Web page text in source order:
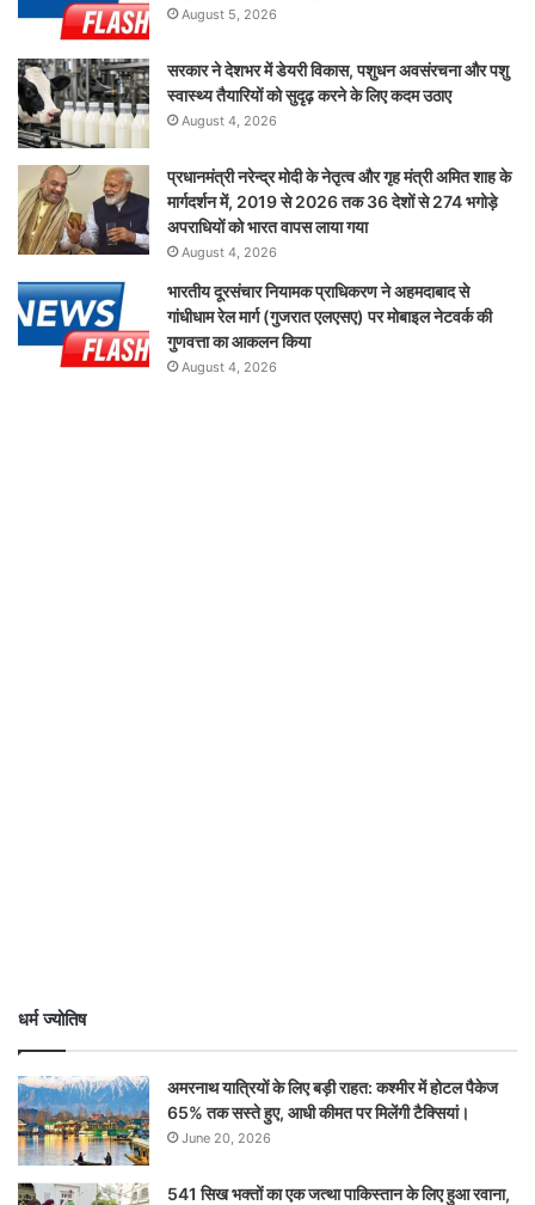
August 5, 2026
सरकार ने देशभर में डेयरी विकास, पशुधन अवसंरचना और पशु
स्वास्थ्य तैयारियों को सुदृढ़ करने के लिए कदम उठाए
August 4, 2026
प्रधानमंत्री नरेन्द्र मोदी के नेतृत्व और गृह मंत्री अमित शाह के
मार्गदर्शन में, 2019 से 2026 तक 36 देशों से 274 भगोड़े
अपराधियों को भारत वापस लाया गया
August 4, 2026
भारतीय दूरसंचार नियामक प्राधिकरण ने अहमदाबाद से
गांधीधाम रेल मार्ग (गुजरात एलएसए) पर मोबाइल नेटवर्क की
गुणवत्ता का आकलन किया
August 4, 2026
धर्म ज्योतिष
अमरनाथ यात्रियों के लिए बड़ी राहत: कश्मीर में होटल पैकेज
65% तक सस्ते हुए, आधी कीमत पर मिलेंगी टैक्सियां।
June 20, 2026
541 सिख भक्तों का एक जत्था पाकिस्तान के लिए हुआ रवाना,